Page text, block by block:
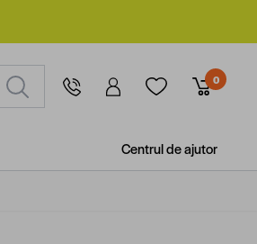
0
Centrul de ajutor